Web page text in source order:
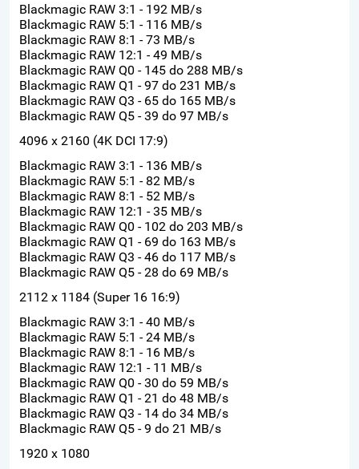
Blackmagic RAW 3:1 - 192 MB/s
Blackmagic RAW 5:1 - 116 MB/s
Blackmagic RAW 8:1 - 73 MB/s
Blackmagic RAW 12:1 - 49 MB/s
Blackmagic RAW Q0 - 145 do 288 MB/s
Blackmagic RAW Q1 - 97 do 231 MB/s
Blackmagic RAW Q3 - 65 do 165 MB/s
Blackmagic RAW Q5 - 39 do 97 MB/s
4096 x 2160 (4K DCI 17:9)
Blackmagic RAW 3:1 - 136 MB/s
Blackmagic RAW 5:1 - 82 MB/s
Blackmagic RAW 8:1 - 52 MB/s
Blackmagic RAW 12:1 - 35 MB/s
Blackmagic RAW Q0 - 102 do 203 MB/s
Blackmagic RAW Q1 - 69 do 163 MB/s
Blackmagic RAW Q3 - 46 do 117 MB/s
Blackmagic RAW Q5 - 28 do 69 MB/s
2112 x 1184 (Super 16 16:9)
Blackmagic RAW 3:1 - 40 MB/s
Blackmagic RAW 5:1 - 24 MB/s
Blackmagic RAW 8:1 - 16 MB/s
Blackmagic RAW 12:1 - 11 MB/s
Blackmagic RAW Q0 - 30 do 59 MB/s
Blackmagic RAW Q1 - 21 do 48 MB/s
Blackmagic RAW Q3 - 14 do 34 MB/s
Blackmagic RAW Q5 - 9 do 21 MB/s
1920 x 1080